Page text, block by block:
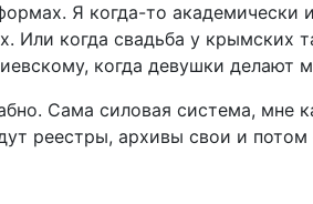
Я когда-то
Или когда свадьба у крымских
когда девушки делают
Сама силовая система,
реестры, архивы свои и